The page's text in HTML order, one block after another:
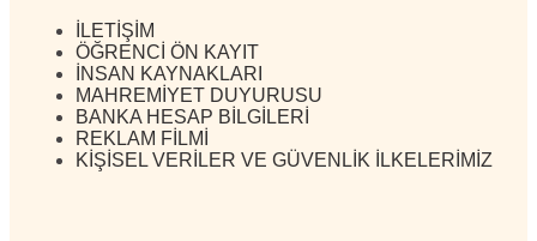
İLETİŞİM
ÖĞRENCİ ÖN KAYIT
İNSAN KAYNAKLARI
MAHREMİYET DUYURUSU
BANKA HESAP BİLGİLERİ
REKLAM FİLMİ
KİŞİSEL VERİLER VE GÜVENLİK İLKELERİMİZ